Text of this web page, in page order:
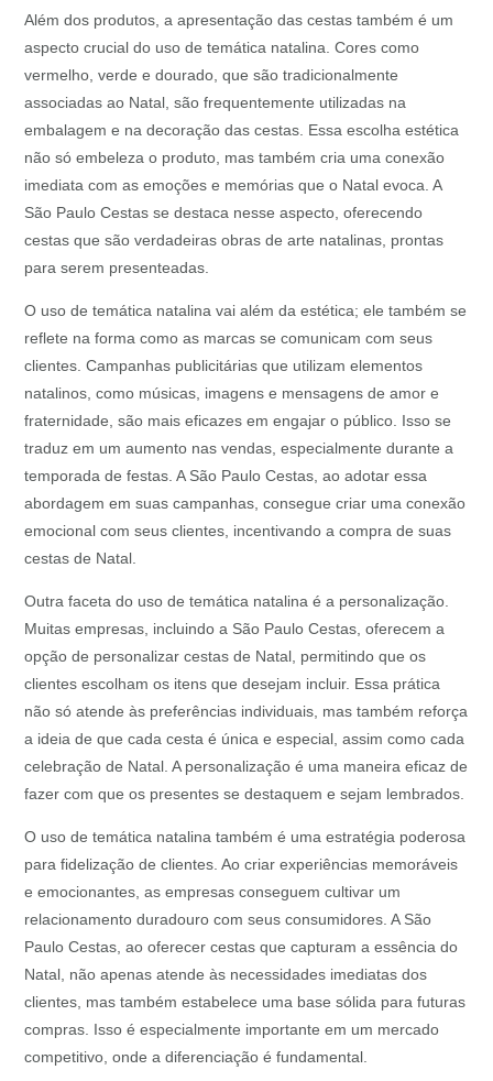
Além dos produtos, a apresentação das cestas também é um
aspecto crucial do uso de temática natalina. Cores como
vermelho, verde e dourado, que são tradicionalmente
associadas ao Natal, são frequentemente utilizadas na
embalagem e na decoração das cestas. Essa escolha estética
não só embeleza o produto, mas também cria uma conexão
imediata com as emoções e memórias que o Natal evoca. A
São Paulo Cestas se destaca nesse aspecto, oferecendo
cestas que são verdadeiras obras de arte natalinas, prontas
para serem presenteadas.
O uso de temática natalina vai além da estética; ele também se
reflete na forma como as marcas se comunicam com seus
clientes. Campanhas publicitárias que utilizam elementos
natalinos, como músicas, imagens e mensagens de amor e
fraternidade, são mais eficazes em engajar o público. Isso se
traduz em um aumento nas vendas, especialmente durante a
temporada de festas. A São Paulo Cestas, ao adotar essa
abordagem em suas campanhas, consegue criar uma conexão
emocional com seus clientes, incentivando a compra de suas
cestas de Natal.
Outra faceta do uso de temática natalina é a personalização.
Muitas empresas, incluindo a São Paulo Cestas, oferecem a
opção de personalizar cestas de Natal, permitindo que os
clientes escolham os itens que desejam incluir. Essa prática
não só atende às preferências individuais, mas também reforça
a ideia de que cada cesta é única e especial, assim como cada
celebração de Natal. A personalização é uma maneira eficaz de
fazer com que os presentes se destaquem e sejam lembrados.
O uso de temática natalina também é uma estratégia poderosa
para fidelização de clientes. Ao criar experiências memoráveis
e emocionantes, as empresas conseguem cultivar um
relacionamento duradouro com seus consumidores. A São
Paulo Cestas, ao oferecer cestas que capturam a essência do
Natal, não apenas atende às necessidades imediatas dos
clientes, mas também estabelece uma base sólida para futuras
compras. Isso é especialmente importante em um mercado
competitivo, onde a diferenciação é fundamental.